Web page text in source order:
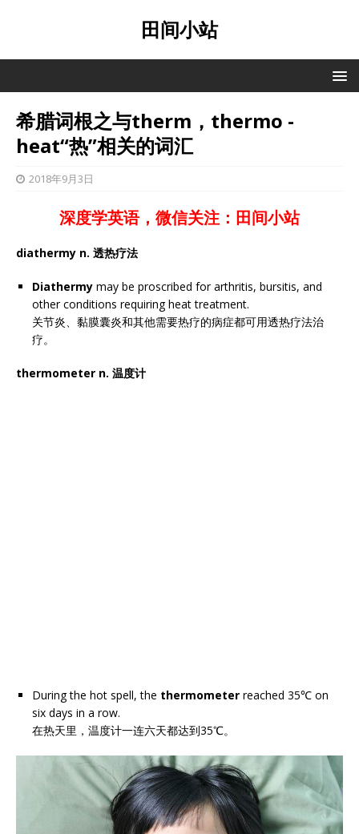
田间小站
希腊词根之与therm，thermo -
heat“热”相关的词汇
2018年9月3日
深度学英语，微信关注：田间小站
diathermy n. 透热疗法
Diathermy may be proscribed for arthritis, bursitis, and
other conditions requiring heat treatment.
关节炎、黏膜囊炎和其他需要热疗的病症都可用透热疗法治
疗。
thermometer n. 温度计
During the hot spell, the thermometer reached 35℃ on
six days in a row.
在热天里，温度计一连六天都达到35℃。